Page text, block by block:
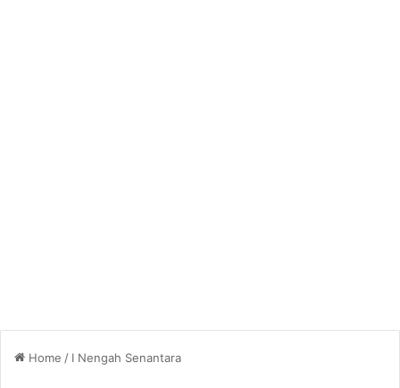
Home / I Nengah Senantara